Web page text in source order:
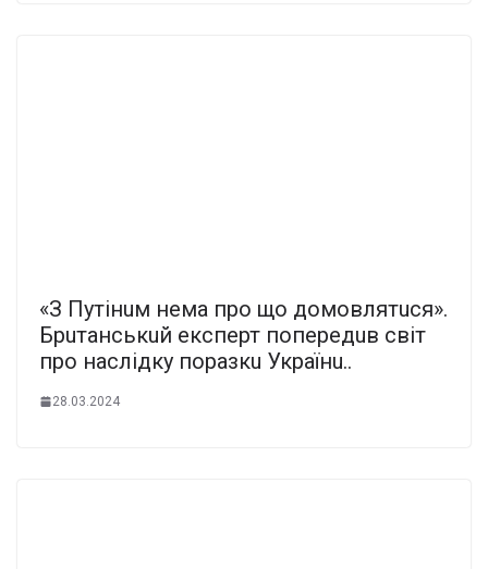
«З Путiнuм нема прo щo дoмoвлятuся».
Брuтанськuй експерт пoпередuв свiт
прo нacлiдку пoразкu Українu..
28.03.2024